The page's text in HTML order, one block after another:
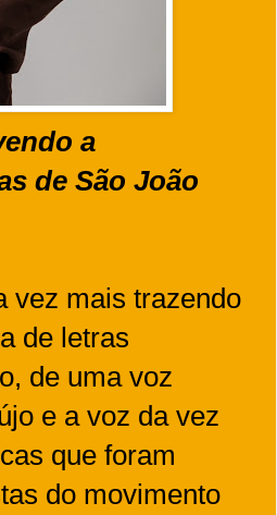
a
de São João
vez mais trazendo
de letras
de uma voz
e a voz da vez
que foram
do movimento